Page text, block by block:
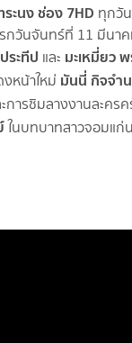
ะนง ช่อง 7HD ทุกวั
กวันจันทร์ที่ 11 มีนา
ระทีป และ มะเหมี่ยว
หน้าใหม่ มันนี่ กิจจำ
การชิมลางงานละคร
ในบทบาทสาวจอมแก่น